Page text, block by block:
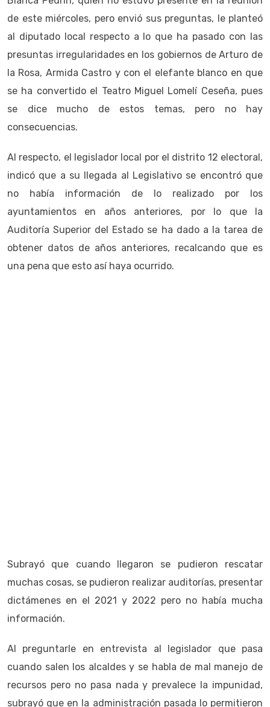
de este miércoles, pero envió sus preguntas, le planteó
al diputado local respecto a lo que ha pasado con las
presuntas irregularidades en los gobiernos de Arturo de
la Rosa, Armida Castro y con el elefante blanco en que
se ha convertido el Teatro Miguel Lomelí Ceseña, pues
se dice mucho de estos temas, pero no hay
consecuencias.
Al respecto, el legislador local por el distrito 12 electoral,
indicó que a su llegada al Legislativo se encontró que
no había información de lo realizado por los
ayuntamientos en años anteriores, por lo que la
Auditoría Superior del Estado se ha dado a la tarea de
obtener datos de años anteriores, recalcando que es
una pena que esto así haya ocurrido.
Subrayó que cuando llegaron se pudieron rescatar
muchas cosas, se pudieron realizar auditorías, presentar
dictámenes en el 2021 y 2022 pero no había mucha
información.
Al preguntarle en entrevista al legislador que pasa
cuando salen los alcaldes y se habla de mal manejo de
recursos pero no pasa nada y prevalece la impunidad,
subrayó que en la administración pasada lo permitieron